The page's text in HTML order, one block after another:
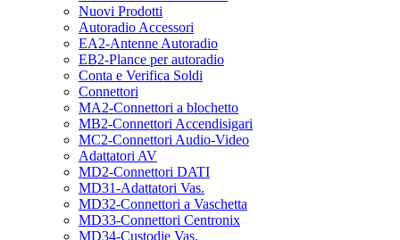
Nuovi Prodotti
Autoradio Accessori
EA2-Antenne Autoradio
EB2-Plance per autoradio
Conta e Verifica Soldi
Connettori
MA2-Connettori a blochetto
MB2-Connettori Accendisigari
MC2-Connettori Audio-Video
Adattatori AV
MD2-Connettori DATI
MD31-Adattatori Vas.
MD32-Connettori a Vaschetta
MD33-Connettori Centronix
MD34-Custodie Vas.